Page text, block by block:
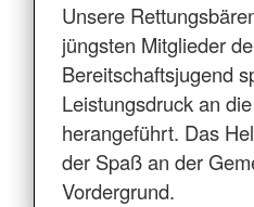
Unsere
jüngsten Mitglieder
Bereitschaftsjugend
Leistungsdruck an
herangeführt. Das
der Spaß an der
Vordergrund.